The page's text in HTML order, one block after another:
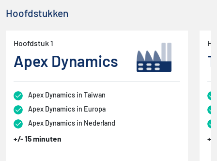
Hoofdstukken
Hoofdstuk 1
Apex Dynamics
Apex Dynamics in Taiwan
Apex Dynamics in Europa
Apex Dynamics in Nederland
+/- 15 minuten